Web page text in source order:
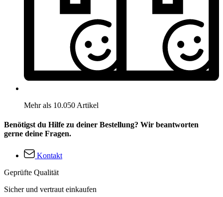
Mehr als 10.050 Artikel
Benötigst du Hilfe zu deiner Bestellung? Wir beantworten
gerne deine Fragen.
Kontakt
Geprüfte Qualität
Sicher und vertraut einkaufen